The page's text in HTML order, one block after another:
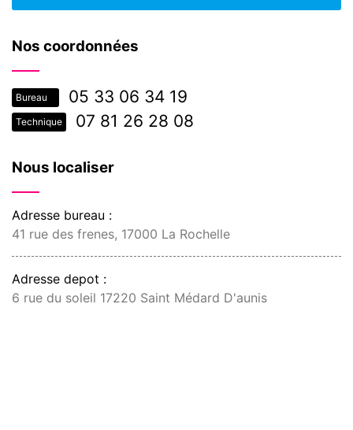
Nos coordonnées
Bureau 05 33 06 34 19
Technique 07 81 26 28 08
Nous localiser
Adresse bureau :
41 rue des frenes, 17000 La Rochelle
Adresse depot :
6 rue du soleil 17220 Saint Médard D'aunis